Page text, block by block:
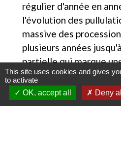
régulier d'année en
l'évolution des
massive des
plusieurs années
partielle qui marque
un retour probable.
This site uses cookies and gives
to activate
OK, accept all
Deny